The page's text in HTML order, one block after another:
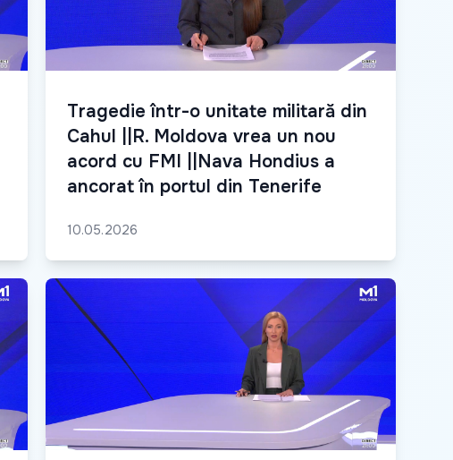
Tragedie într-o unitate militară din
Cahul ||R. Moldova vrea un nou
acord cu FMI ||Nava Hondius a
ancorat în portul din Tenerife
10.05.2026